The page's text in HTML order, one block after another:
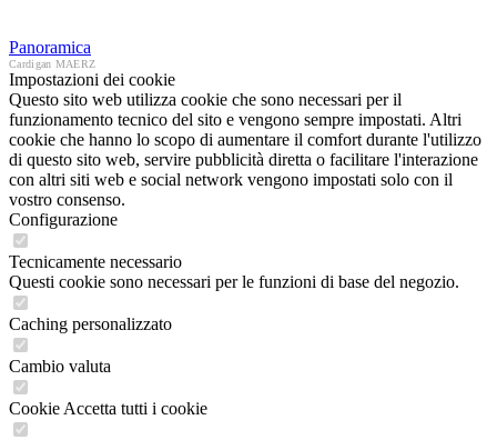
Panoramica
Cardigan MAERZ
Impostazioni dei cookie
Questo sito web utilizza cookie che sono necessari per il
funzionamento tecnico del sito e vengono sempre impostati. Altri
cookie che hanno lo scopo di aumentare il comfort durante l'utilizzo
di questo sito web, servire pubblicità diretta o facilitare l'interazione
con altri siti web e social network vengono impostati solo con il
vostro consenso.
Configurazione
Tecnicamente necessario
Questi cookie sono necessari per le funzioni di base del negozio.
Caching personalizzato
Cambio valuta
Cookie Accetta tutti i cookie